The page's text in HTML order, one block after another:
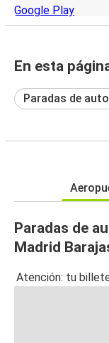
En esta
Paradas de
Paradas de
Madrid
Atención: tu